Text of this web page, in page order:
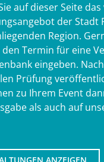
auf dieser Seite
der Stadt
Region.
Termin für eine
eingeben.
Prüfung
zu Ihrem Event
als auch auf